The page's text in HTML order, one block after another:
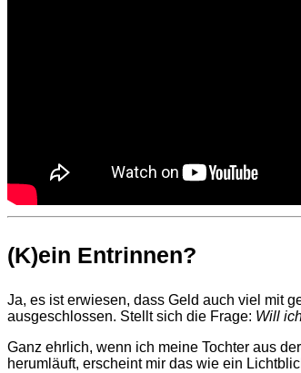
(K)ein Entrinnen?
Ja, es ist erwiesen, dass Geld auch viel mit
ausgeschlossen. Stellt sich die Frage: Will
Ganz ehrlich, wenn ich meine Tochter aus
herumläuft, erscheint mir das wie ein